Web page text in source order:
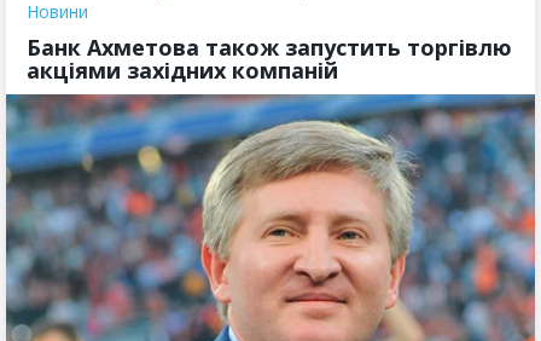
Новини
Банк Ахметова також запустить торгівлю
акціями західних компаній